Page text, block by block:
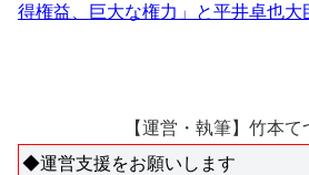
得権益、巨大な権力」と平井卓也大
【運営・執筆】竹本て
◆運営支援をお願いします